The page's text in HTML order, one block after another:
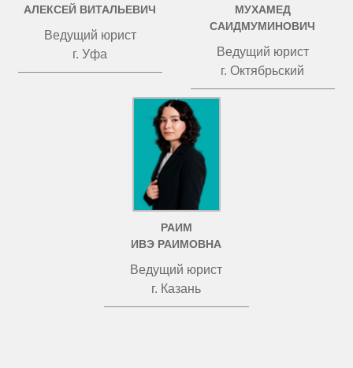
АЛЕКСЕЙ ВИТАЛЬЕВИЧ
Ведущий юрист
г. Уфа
МУХАМЕД
САИДМУМИНОВИЧ
Ведущий юрист
г. Октябрьский
РАИМ
ИВЭ РАИМОВНА
Ведущий юрист
г. Казань